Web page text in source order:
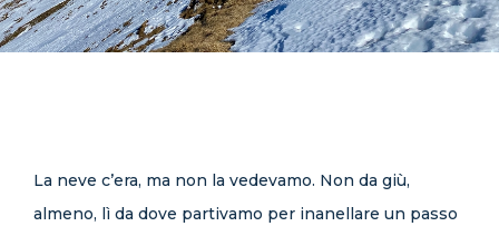
CONTATTI
La neve c’era, ma non la vedevamo. Non da giù,
almeno, lì da dove partivamo per inanellare un passo